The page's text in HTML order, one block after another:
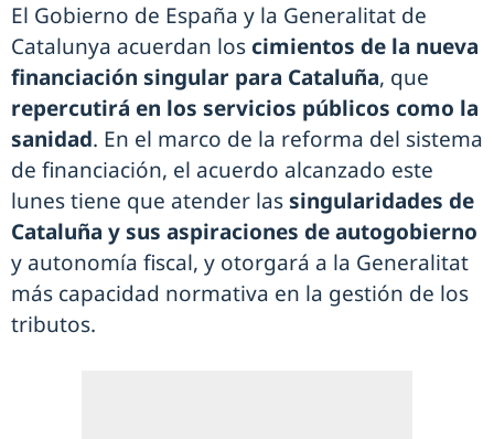
El Gobierno de España y la Generalitat de
Catalunya acuerdan los cimientos de la nueva
financiación singular para Cataluña, que
repercutirá en los servicios públicos como la
sanidad. En el marco de la reforma del sistema
de financiación, el acuerdo alcanzado este
lunes tiene que atender lassingularidades de
Cataluña y sus aspiraciones de autogobierno
y autonomía fiscal, y otorgará a la Generalitat
más capacidad normativa en la gestión de los
tributos.